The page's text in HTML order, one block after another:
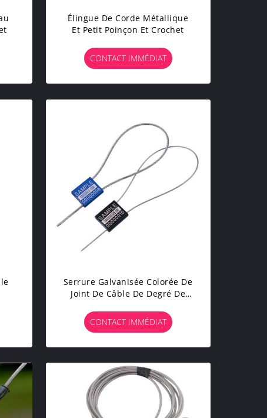
Élingue De Corde Métallique
Et Petit Poinçon Et Crochet
CONTACT IMMÉDIAT
Serrure Galvanisée Colorée De
Joint De Câble De Degré De
Corde De Fil D'acier
CONTACT IMMÉDIAT